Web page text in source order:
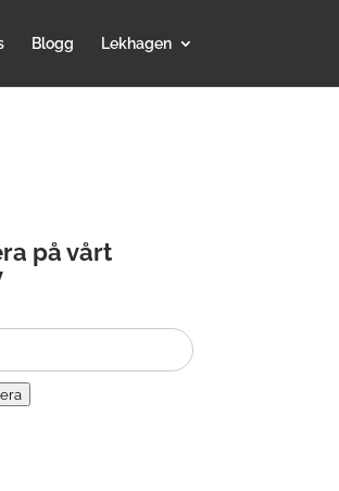
Blogg Lekhagen
på vårt